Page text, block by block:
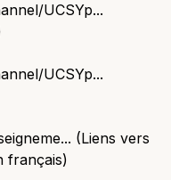
UCSYp...
UCSYp...
(Liens vers
français)